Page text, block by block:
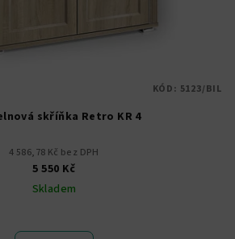
skříňka Retro KR 4
4 586,78 Kč bez DPH
5 550 Kč
Skladem
KÓD: 5123/BIL